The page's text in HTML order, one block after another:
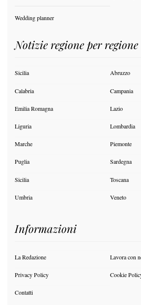
Wedding planner
Notizie regione per regione
Sicilia Abruzzo
Calabria Campania
Emilia Romagna Lazio
Liguria Lombardia
Marche Piemonte
Puglia Sardegna
Sicilia Toscana
Umbria Veneto
Informazioni
La Redazione Lavora con
Privacy Policy Cookie
Contatti